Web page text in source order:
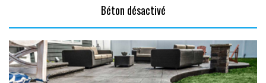
Béton désactivé